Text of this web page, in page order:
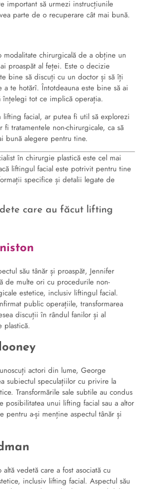
important să urmezi instrucțiunile
parte de o recuperare cât mai bună.
modalitate chirurgicală de a obține un
proaspăt al feței. Este o decizie
bine să discuți cu un doctor și să îți
te hotărî. Întotdeauna este bine să ai
înțelegi tot ce implică operația.
facial, ar putea fi util să explorezi
tratamentele non-chirurgicale, ca să
bună alegere pentru tine.
în chirurgie plastică este cel mai
liftingul facial este potrivit pentru tine
specifice și detalii legate de
care au făcut lifting
său tânăr și proaspăt, Jennifer
de multe ori cu procedurile non-
estetice, inclusiv liftingul facial.
public operațiile, transformarea
discuții în rândul fanilor și al
plastică.
actori din lume, George
subiectul speculațiilor cu privire la
Transformările sale subtile au condus
posibilitatea unui lifting facial sau a altor
pentru a-și menține aspectul tânăr și
vedetă care a fost asociată cu
inclusiv lifting facial. Aspectul său